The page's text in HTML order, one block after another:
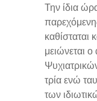
Την ίδια
μειώνεται
τρία ενώ
των